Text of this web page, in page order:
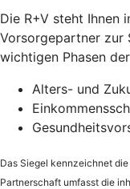
Die R+V steht Ihnen
Vorsorgepartner zur
wichtigen Phasen
Alters- und
Das Siegel kennzeichnet die
Partnerschaft umfasst die